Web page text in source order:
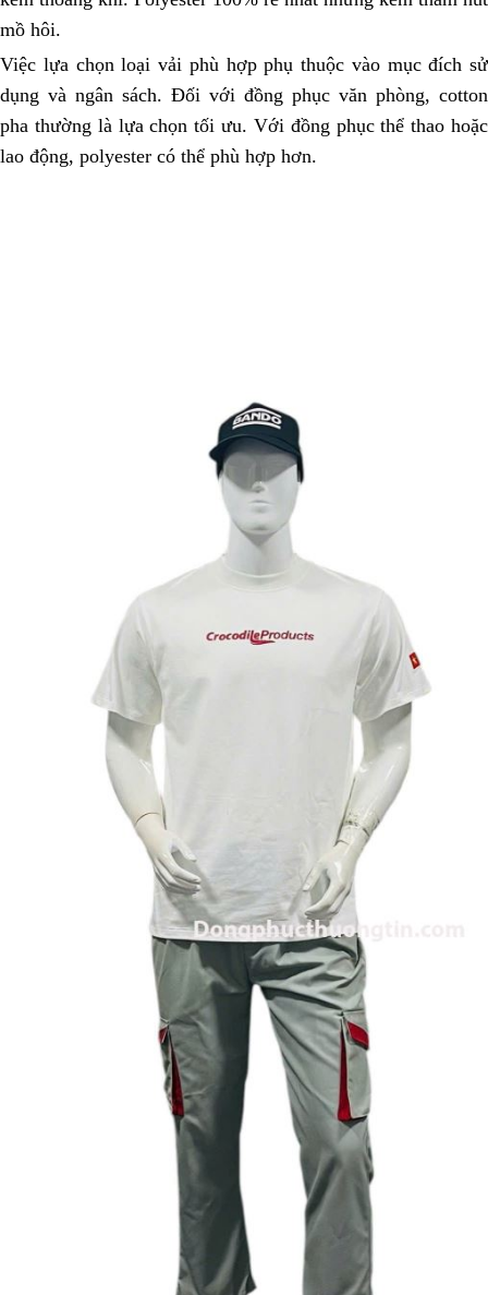
mồ hôi.
Việc lựa chọn loại vải phù hợp phụ thuộc vào mục đích sử
dụng và ngân sách. Đối với đồng phục văn phòng, cotton
pha thường là lựa chọn tối ưu. Với đồng phục thể thao hoặc
lao động, polyester có thể phù hợp hơn.